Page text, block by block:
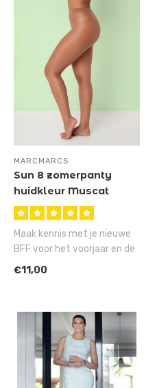
MARCMARCS
Sun 8 zomerpanty
huidkleur Muscat
Maak kennis met je nieuwe
BFF voor het voorjaar en de
zomer, want deze huidkleur..
€11,00